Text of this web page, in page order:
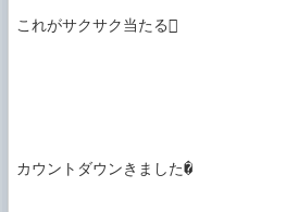
これがサクサク当たる
カウントダウンきました�